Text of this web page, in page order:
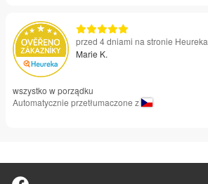
przed 4 dniami na stronie Heureka
Marie K.
wszystko w porządku
Automatycznie przetłumaczone z